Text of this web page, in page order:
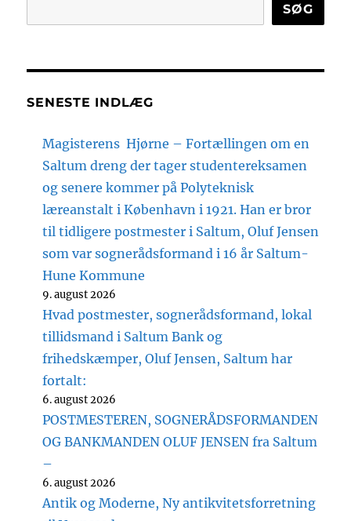
SØG
SENESTE INDLÆG
Magisterens Hjørne – Fortællingen om en
Saltum dreng der tager studentereksamen
og senere kommer på Polyteknisk
læreanstalt i København i 1921. Han er bror
til tidligere postmester i Saltum, Oluf Jensen
som var sognerådsformand i 16 år Saltum-
Hune Kommune
9. august 2026
Hvad postmester, sognerådsformand, lokal
tillidsmand i Saltum Bank og
frihedskæmper, Oluf Jensen, Saltum har
fortalt:
6. august 2026
POSTMESTEREN, SOGNERÅDSFORMANDEN
OG BANKMANDEN OLUF JENSEN fra Saltum
–
6. august 2026
Antik og Moderne, Ny antikvitetsforretning